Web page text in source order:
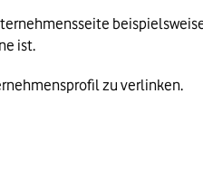
ist.
zu verlinken.